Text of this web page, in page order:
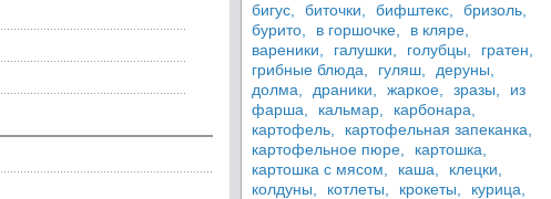
бигус,
биточки, бифштекс,
бризоль,
бурито,
в горшочке,
в кляре,
вареники,
галушки, голубцы,
гратен,
грибные блюда,
гуляш,
деруны,
долма,
драники, жаркое, зразы,
из
фарша,
кальмар,
карбонара,
картофель,
картофельная запеканка,
картофельное пюре,
картошка,
картошка с мясом,
каша,
клецки,
колдуны,
котлеты, крокеты,
курица,